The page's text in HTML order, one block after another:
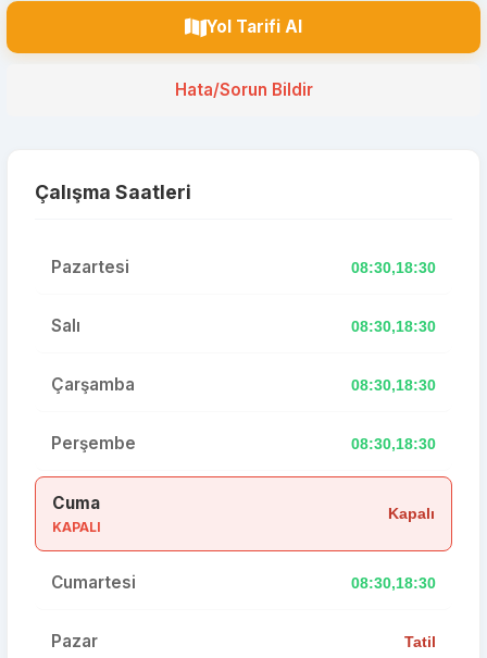
Yol Tarifi Al
Hata/Sorun Bildir
Çalışma Saatleri
Pazartesi 08:30,18:30
Salı 08:30,18:30
Çarşamba 08:30,18:30
Perşembe 08:30,18:30
Cuma
KAPALI
Kapalı
Cumartesi 08:30,18:30
Pazar Tatil